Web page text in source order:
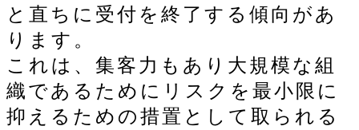
と直ちに受付を終了する傾向があ
ります。
これは、集客力もあり大規模な組
織であるためにリスクを最小限に
抑えるための措置として取られる